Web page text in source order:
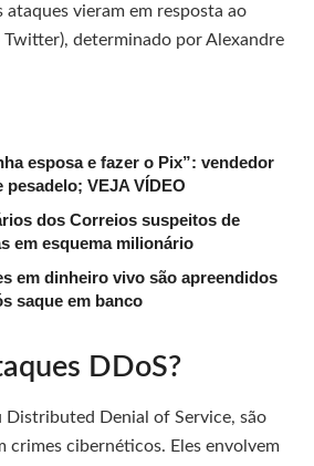
ataques vieram em resposta ao
Twitter), determinado por Alexandre
esposa e fazer o Pix”: vendedor
VEJA VÍDEO
dos Correios suspeitos de
em esquema milionário
em dinheiro vivo são apreendidos
saque em banco
DDoS?
Distributed Denial of Service, são
crimes cibernéticos. Eles envolvem